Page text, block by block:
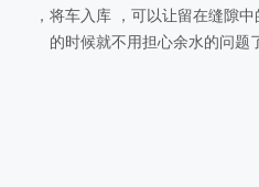
，将车入库 ，可以让留在缝隙
的时候就不用担心余水的问题